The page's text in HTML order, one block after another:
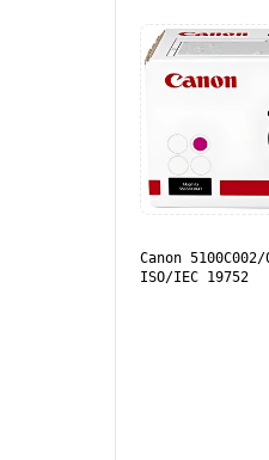
Canon
ISO/IEC 19752